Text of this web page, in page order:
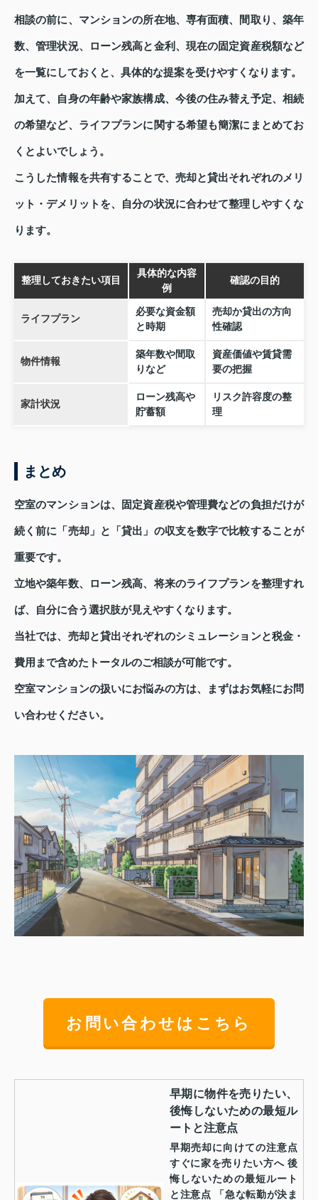
相談の前に、マンションの所在地、専有面積、間取り、築年
数、管理状況、ローン残高と金利、現在の固定資産税額など
を一覧にしておくと、具体的な提案を受けやすくなります。
加えて、自身の年齢や家族構成、今後の住み替え予定、相続
の希望など、ライフプランに関する希望も簡潔にまとめてお
くとよいでしょう。
こうした情報を共有することで、売却と貸出それぞれのメリ
ット・デメリットを、自分の状況に合わせて整理しやすくな
ります。
整理しておきたい項目
具体的な内容
例
確認の目的
ライフプラン
必要な資金額
と時期
売却か貸出の方向
性確認
物件情報
築年数や間取
りなど
資産価値や賃貸需
要の把握
家計状況
ローン残高や
貯蓄額
リスク許容度の整
理
まとめ
空室のマンションは、固定資産税や管理費などの負担だけが
続く前に「売却」と「貸出」の収支を数字で比較することが
重要です。
立地や築年数、ローン残高、将来のライフプランを整理すれ
ば、自分に合う選択肢が見えやすくなります。
当社では、売却と貸出それぞれのシミュレーションと税金・
費用まで含めたトータルのご相談が可能です。
空室マンションの扱いにお悩みの方は、まずはお気軽にお問
い合わせください。
お問い合わせはこちら
早期に物件を売りたい、
後悔しないための最短ル
ートと注意点
早期売却に向けての注意点
すぐに家を売りたい方へ 後
悔しないための最短ルート
と注意点 「急な転勤が決ま